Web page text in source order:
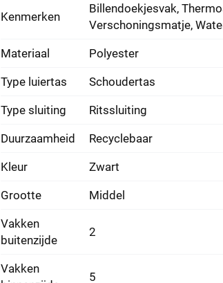
Kenmerken
Billendoekjesvak,
Verschoningsmatje,
Materiaal Polyester
Type luiertas Schoudertas
Type sluiting Ritssluiting
Duurzaamheid Recyclebaar
Kleur Zwart
Grootte Middel
Vakken
buitenzijde
2
Vakken
5